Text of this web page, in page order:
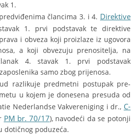
1.
člancima 3. i 4. Direktive
1. prvi podstavak te direktive
i obveza koji proizlaze iz ugovora
a koji obvezuju prenositelja, na
4. stavak 1. prvi podstavak
samo zbog prijenosa.
razlikuje predmetni postupak pre-
u kojem je donesena presuda od
Nederlandse Vakvereniging i dr., C-
PM br. 70/17), navodeći da se potonji
dotičnog poduzeća.